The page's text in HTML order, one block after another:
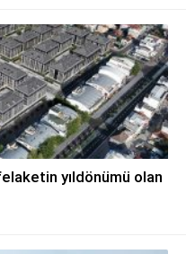
yıldönümü olan